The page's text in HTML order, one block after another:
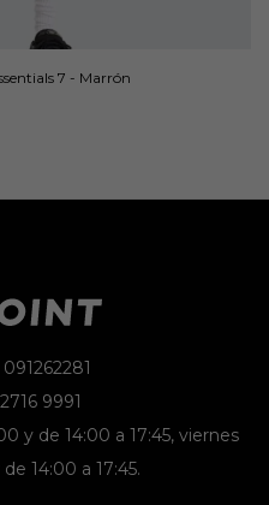
7 - Marrón
9991
y de 14:00 a 17:45, viernes
14:00 a 17:45.